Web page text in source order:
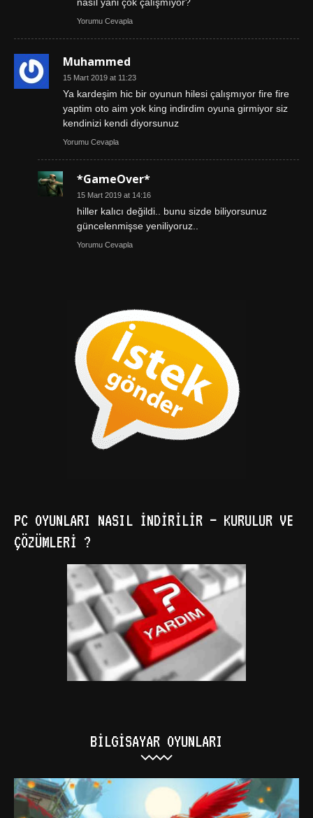
Yorumu Cevapla
Muhammed
15 Mart 2019 at 11:23
Ya kardeşim hic bir oyunun hilesi çalışmıyor fire fire
yaptim oto aim yok king indirdim oyuna girmiyor siz
kendinizi kendi diyorsunuz
Yorumu Cevapla
*GameOver*
15 Mart 2019 at 14:16
hiller kalıcı değildi.. bunu sizde biliyorsunuz
güncelenmişse yeniliyoruz..
Yorumu Cevapla
PC OYUNLARI NASIL İNDIRILIR – KURULUR VE
ÇÖZÜMLERI ?
BILGISAYAR OYUNLARI